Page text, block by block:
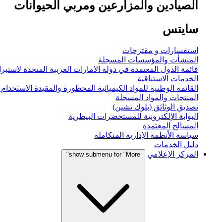
الصيادين والمزارعين ومربي الحيوانات
سايتس
استفسارات و مقترحات
المنشأت والمؤسسات المسجلة
قائمة الدول المعتمدة في دولة الامارات العربية المتحدة
الخدمات الاستباقية
القائمة الوطنية للمواد الكيميائية المحظورة والمقيدة
المنتجات والمواد المسجلة
تصديق الوثائق (بلوك تشين)
البوابة الإلكترونية للمستحضرات البيطرية
المسالخ المعتمدة
سياسة الأنظمة الإدارية المتكاملة
دليل الخدمات
المركز الإعلامي
show submenu for "More"